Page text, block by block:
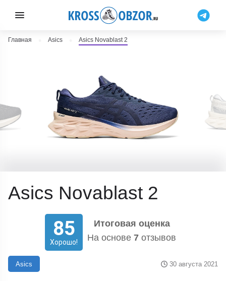
Главная Asics Asics Novablast 2
Asics Novablast 2
85
Хорошо!
Итоговая оценка
На основе 7 отзывов
Asics 30 августа 2021